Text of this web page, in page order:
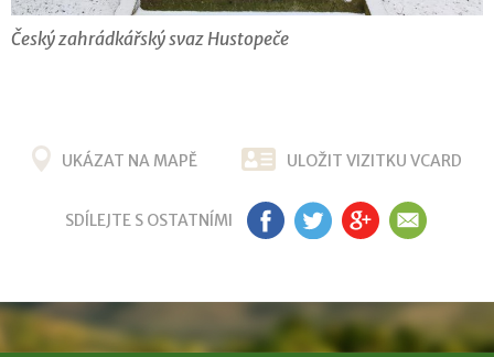
Český zahrádkářský svaz Hustopeče
UKÁZAT NA MAPĚ ULOŽIT VIZITKU VCARD
SDÍLEJTE S OSTATNÍMI FB TW G+ EM